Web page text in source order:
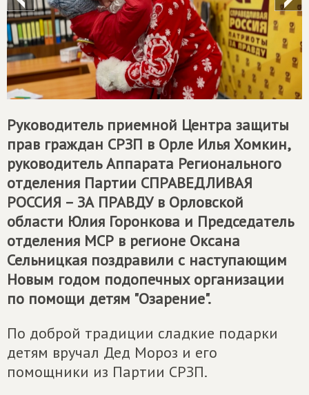
Руководитель приемной Центра защиты
прав граждан СРЗП в Орле Илья Хомкин,
руководитель Аппарата Регионального
отделения Партии СПРАВЕДЛИВАЯ
РОССИЯ – ЗА ПРАВДУв Орловской
области Юлия Горонкова и Председатель
отделения МСР в регионе Оксана
Сельницкая поздравили с наступающим
Новым годом подопечных организации
по помощи детям "Озарение".
По доброй традиции сладкие подарки
детям вручал Дед Мороз и его
помощники из Партии СРЗП.